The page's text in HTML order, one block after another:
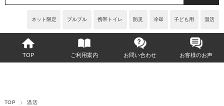
ネット限定 プルプル 携帯トイレ 防災 冷却 子ども用 温活
TOP ご利用案内 お問い合わせ お客様のお声
TOP 温活